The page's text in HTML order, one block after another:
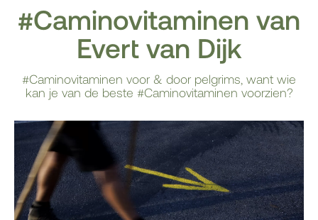
#Caminovitaminen van
Evert van Dijk
#Caminovitaminen voor & door pelgrims, want wie
kan je van de beste #Caminovitaminen voorzien?